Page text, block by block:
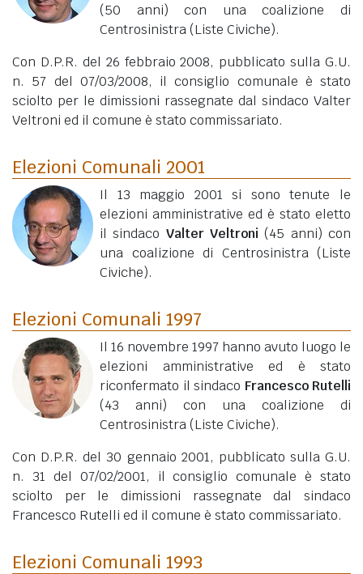
(50 anni) con una coalizione di
Centrosinistra (Liste Civiche).
Con D.P.R. del 26 febbraio 2008, pubblicato sulla G.U.
n. 57 del 07/03/2008, il consiglio comunale è stato
sciolto per le dimissioni rassegnate dal sindaco Valter
Veltroni ed il comune è stato commissariato.
Elezioni Comunali 2001
Il 13 maggio 2001 si sono tenute le
elezioni amministrative ed è stato eletto
il sindaco Valter Veltroni (45 anni) con
una coalizione di Centrosinistra (Liste
Civiche).
Elezioni Comunali 1997
Il 16 novembre 1997 hanno avuto luogo le
elezioni amministrative ed è stato
riconfermato il sindaco Francesco Rutelli
(43 anni) con una coalizione di
Centrosinistra (Liste Civiche).
Con D.P.R. del 30 gennaio 2001, pubblicato sulla G.U.
n. 31 del 07/02/2001, il consiglio comunale è stato
sciolto per le dimissioni rassegnate dal sindaco
Francesco Rutelli ed il comune è stato commissariato.
Elezioni Comunali 1993